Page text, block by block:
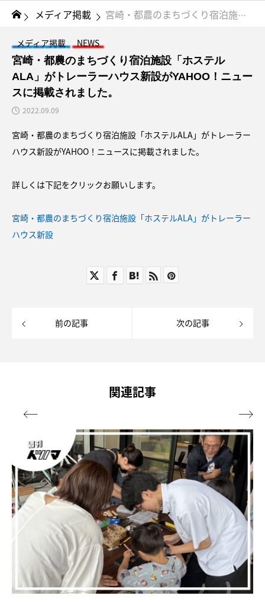
メディア掲載 宮崎・都農のまちづくり宿泊施設「ホステルALA」がトレーラーハウス新設がYAHOO！ニュースに掲載されました。
メディア掲載
NEWS
宮崎・都農のまちづくり宿泊施設「ホステル
ALA」がトレーラーハウス新設がYAHOO！ニュー
スに掲載されました。
2022.09.09
宮崎・都農のまちづくり宿泊施設「ホステルALA」がトレーラー
ハウス新設がYAHOO！ニュースに掲載されました。
詳しくは下記をクリックお願いします。
宮崎・都農のまちづくり宿泊施設「ホステルALA」がトレーラー
ハウス新設
前の記事 次の記事
関連記事
 